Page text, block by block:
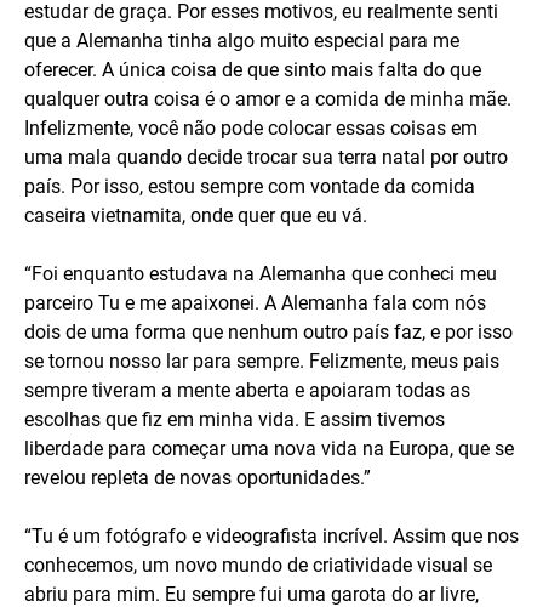
estudar de graça. Por esses motivos, eu realmente senti
que a Alemanha tinha algo muito especial para me
oferecer. A única coisa de que sinto mais falta do que
qualquer outra coisa é o amor e a comida de minha mãe.
Infelizmente, você não pode colocar essas coisas em
uma mala quando decide trocar sua terra natal por outro
país. Por isso, estou sempre com vontade da comida
caseira vietnamita, onde quer que eu vá.
“Foi enquanto estudava na Alemanha que conheci meu
parceiro Tu e me apaixonei. A Alemanha fala com nós
dois de uma forma que nenhum outro país faz, e por isso
se tornou nosso lar para sempre. Felizmente, meus pais
sempre tiveram a mente aberta e apoiaram todas as
escolhas que fiz em minha vida. E assim tivemos
liberdade para começar uma nova vida na Europa, que se
revelou repleta de novas oportunidades.”
“Tu é um fotógrafo e videografista incrível. Assim que nos
conhecemos, um novo mundo de criatividade visual se
abriu para mim. Eu sempre fui uma garota do ar livre,